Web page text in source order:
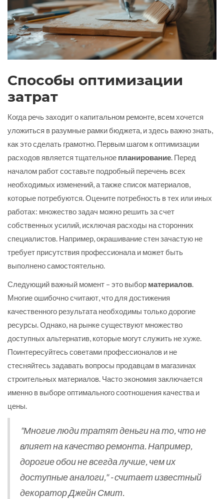
Способы оптимизации
затрат
Когда речь заходит о капитальном ремонте, всем хочется
уложиться в разумные рамки бюджета, и здесь важно знать,
как это сделать грамотно. Первым шагом к оптимизации
расходов является тщательное планирование. Перед
началом работ составьте подробный перечень всех
необходимых изменений, а также список материалов,
которые потребуются. Оцените потребность в тех или иных
работах: множество задач можно решить за счет
собственных усилий, исключая расходы на сторонних
специалистов. Например, окрашивание стен зачастую не
требует присутствия профессионала и может быть
выполнено самостоятельно.
Следующий важный момент – это выбор материалов.
Многие ошибочно считают, что для достижения
качественного результата необходимы только дорогие
ресурсы. Однако, на рынке существуют множество
доступных альтернатив, которые могут служить не хуже.
Поинтересуйтесь советами профессионалов и не
стесняйтесь задавать вопросы продавцам в магазинах
строительных материалов. Часто экономия заключается
именно в выборе оптимального соотношения качества и
цены.
"Многие люди тратят деньги на то, что не
влияет на качество ремонта. Например,
дорогие обои не всегда лучше, чем их
доступные аналоги," - считает известный
декоратор Джейн Смит.